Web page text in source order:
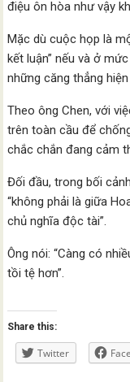
điệu ôn hòa như vậy
Mặc dù cuộc họp là
kết luận” nếu và ở
những căng thẳng
Theo ông Chen, với
trên toàn cầu để
chắc chắn đang cảm
Đối đầu, trong bối
“không phải là giữa
chủ nghĩa độc tài”.
Ông nói: “Càng có
tồi tệ hơn”.
Share this:
Twitter